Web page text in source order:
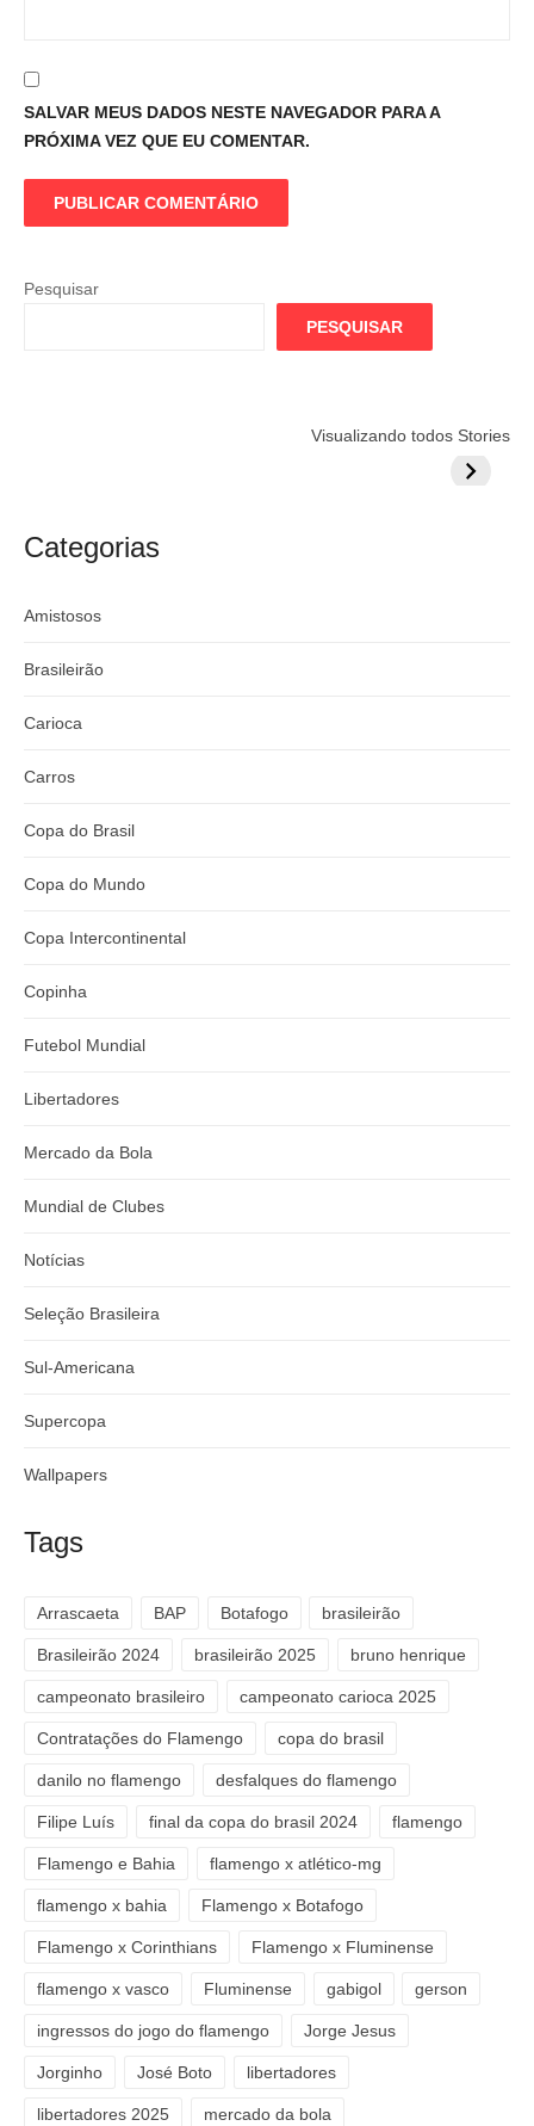
SALVAR MEUS DADOS NESTE NAVEGADOR PARA A
PRÓXIMA VEZ QUE EU COMENTAR.
Pesquisar
PESQUISAR
Visualizando todos Stories
argentino
Globo quer
Lesão
do
Categorias
Amistosos
Brasileirão
Carioca
Carros
Copa do Brasil
Copa do Mundo
Copa Intercontinental
Copinha
Futebol Mundial
Libertadores
Mercado da Bola
Mundial de Clubes
Notícias
Seleção Brasileira
Sul-Americana
Supercopa
Wallpapers
Tags
Arrascaeta BAP Botafogo brasileirão
Brasileirão 2024 brasileirão 2025 bruno henrique
campeonato brasileiro campeonato carioca 2025
Contratações do Flamengo copa do brasil
danilo no flamengo desfalques do flamengo
Filipe Luís final da copa do brasil 2024 flamengo
Flamengo e Bahia flamengo x atlético-mg
flamengo x bahia Flamengo x Botafogo
Flamengo x Corinthians Flamengo x Fluminense
flamengo x vasco Fluminense gabigol gerson
ingressos do jogo do flamengo Jorge Jesus
Jorginho José Boto libertadores
libertadores 2025 mercado da bola